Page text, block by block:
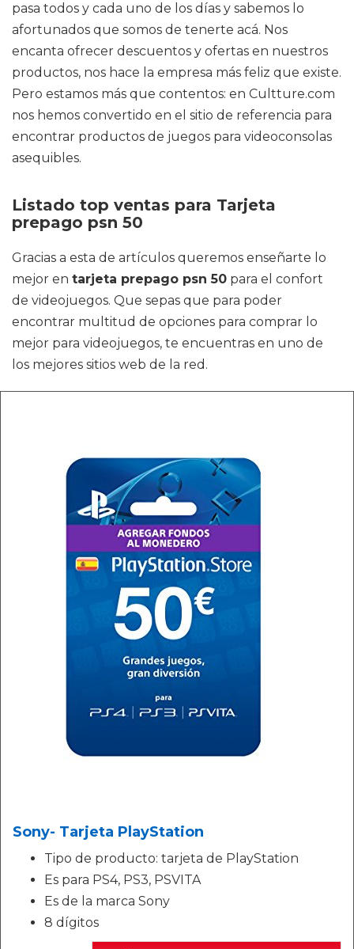
pasa todos y cada uno de los días y sabemos lo
afortunados que somos de tenerte acá. Nos
encanta ofrecer descuentos y ofertas en nuestros
productos, nos hace la empresa más feliz que existe.
Pero estamos más que contentos: en Cultture.com
nos hemos convertido en el sitio de referencia para
encontrar productos de juegos para videoconsolas
asequibles.
Listado top ventas para Tarjeta
prepago psn 50
Gracias a esta de artículos queremos enseñarte lo
mejor en tarjeta prepago psn 50 para el confort
de videojuegos. Que sepas que para poder
encontrar multitud de opciones para comprar lo
mejor para videojuegos, te encuentras en uno de
los mejores sitios web de la red.
Sony- Tarjeta PlayStation
Tipo de producto: tarjeta de PlayStation
Es para PS4, PS3, PSVITA
Es de la marca Sony
8 dígitos